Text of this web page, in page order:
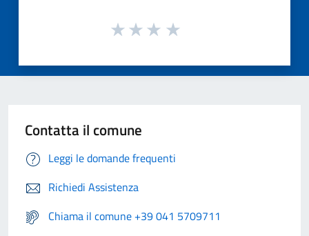
Contatta il comune
Leggi le domande frequenti
Richiedi Assistenza
Chiama il comune +39 041 5709711